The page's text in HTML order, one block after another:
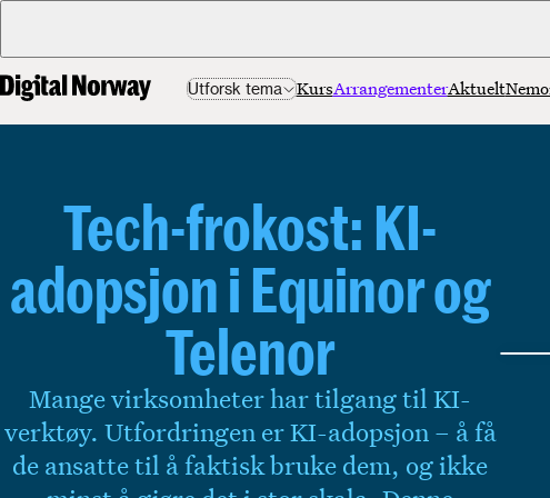
Utforsk tema KursArrangementerAktuelt
Tech-frokost: KI-
adopsjon i Equinor og
Telenor
Mange virksomheter har tilgang til KI-
verktøy. Utfordringen er KI-adopsjon – å få
de ansatte til å faktisk bruke dem, og ikke